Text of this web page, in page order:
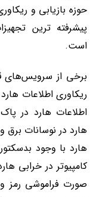
حوزه بازیابی و
پیشرفته ترین
است.
برخی از سرویس‌های
ریکاوری اطلاعات
اطلاعات هارد در
هارد در نوسانات
هارد با وجود
صورت فراموشی رمز